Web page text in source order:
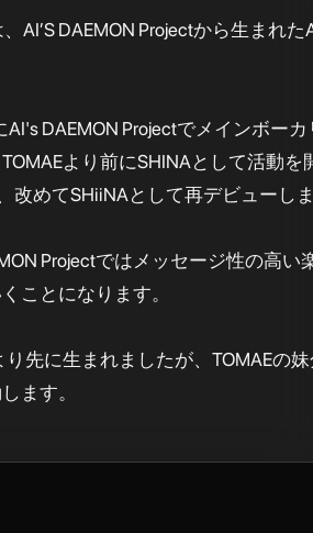
AI’S DAEMON Projectから生まれ
AI's DAEMON Projectでメインボー
より前にSHINAとして活動
改めてSHiiNAとして再デビューし
Projectではメッセージ性の高い
ことになります。
り先に生まれましたが、TOMAEの
ます。